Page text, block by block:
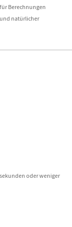
Berechnungen
natürlicher
oder weniger